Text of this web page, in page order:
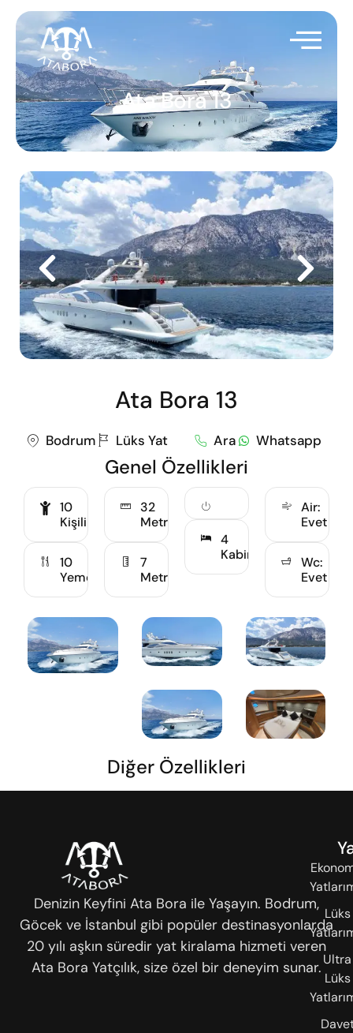
Ata Bora 13
Ata Bora 13
Bodrum Lüks Yat Ara Whatsapp
Genel Özellikleri
10
Kişilik
10
Yemekli
32
Metre
7
Metre
4
Kabin
Air:
Evet
Wc:
Evet
Diğer Özellikleri
Denizin Keyfini Ata Bora ile Yaşayın. Bodrum,
Göcek ve İstanbul gibi popüler destinasyonlarda
20 yılı aşkın süredir yat kiralama hizmeti veren
Ata Bora Yatçılık, size özel bir deneyim sunar.
Lüks
Ultra
Lüks